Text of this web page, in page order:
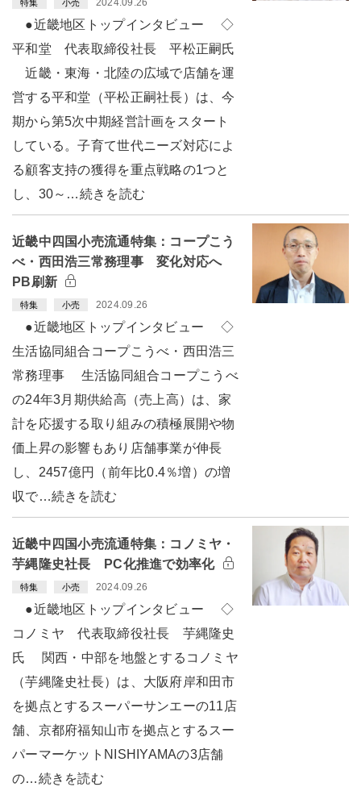
特集 小売 2024.09.26
●近畿地区トップインタビュー ◇
平和堂 代表取締役社長 平松正嗣氏
近畿・東海・北陸の広域で店舗を運
営する平和堂（平松正嗣社長）は、今
期から第5次中期経営計画をスタート
している。子育て世代ニーズ対応によ
る顧客支持の獲得を重点戦略の1つと
し、30～…続きを読む
近畿中四国小売流通特集：コープこう
べ・西田浩三常務理事 変化対応へ
PB刷新
特集 小売 2024.09.26
●近畿地区トップインタビュー ◇
生活協同組合コープこうべ・西田浩三
常務理事 生活協同組合コープこうべ
の24年3月期供給高（売上高）は、家
計を応援する取り組みの積極展開や物
価上昇の影響もあり店舗事業が伸長
し、2457億円（前年比0.4％増）の増
収で…続きを読む
近畿中四国小売流通特集：コノミヤ・
芋縄隆史社長 PC化推進で効率化
特集 小売 2024.09.26
●近畿地区トップインタビュー ◇
コノミヤ 代表取締役社長 芋縄隆史
氏 関西・中部を地盤とするコノミヤ
（芋縄隆史社長）は、大阪府岸和田市
を拠点とするスーパーサンエーの11店
舗、京都府福知山市を拠点とするスー
パーマーケットNISHIYAMAの3店舗
の…続きを読む